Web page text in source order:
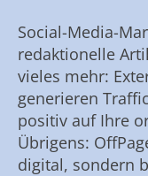
Social-Media-
redaktionelle
vieles mehr:
generieren
positiv auf Ihre
Übrigens:
digital, sondern